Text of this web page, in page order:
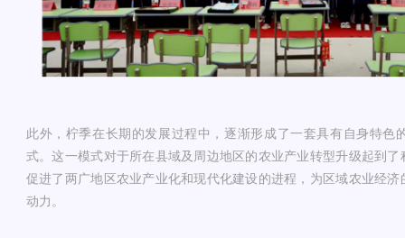
此外，柠季在长期的发展过程中，逐渐形成了一套具有自身特色
式。这一模式对于所在县域及周边地区的农业产业转型升级起到
促进了两广地区农业产业化和现代化建设的进程，为区域农业经
动力。